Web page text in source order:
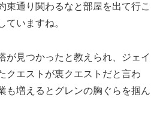
束通り関わるなと部屋を出て行こ
ていますね。
が見つかったと教えられ、ジェイ
クエストが裏クエストだと言わ
も増えるとグレンの胸ぐらを掴ん